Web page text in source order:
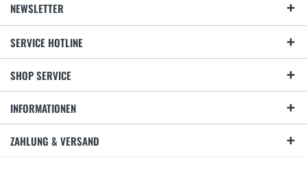
NEWSLETTER
SERVICE HOTLINE
SHOP SERVICE
INFORMATIONEN
ZAHLUNG & VERSAND